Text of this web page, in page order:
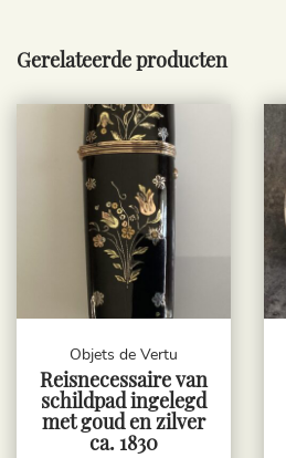
Gerelateerde producten
Objets de Vertu
Reisnecessaire van
schildpad ingelegd
met goud en zilver
ca. 1830